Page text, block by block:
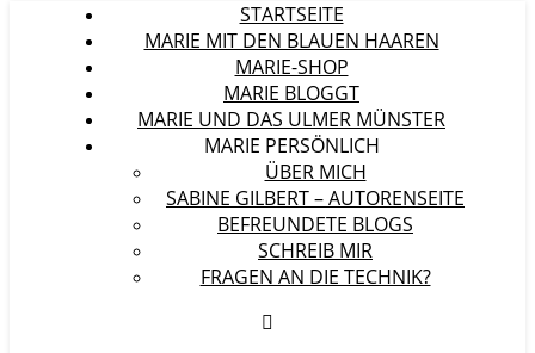
STARTSEITE
MARIE MIT DEN BLAUEN HAAREN
MARIE-SHOP
MARIE BLOGGT
MARIE UND DAS ULMER MÜNSTER
MARIE PERSÖNLICH
ÜBER MICH
SABINE GILBERT – AUTORENSEITE
BEFREUNDETE BLOGS
SCHREIB MIR
FRAGEN AN DIE TECHNIK?